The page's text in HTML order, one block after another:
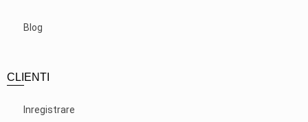
Blog
CLIENTI
Inregistrare